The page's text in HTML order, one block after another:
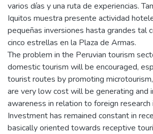
varios días y una ruta de experiencias.
Iquitos muestra presente actividad
pequeñas inversiones hasta grandes tal
cinco estrellas en la Plaza de Armas.
The problem in the Peruvian tourism
domestic tourism will be encouraged,
tourist routes by promoting
are very low cost will be generating and
awareness in relation to foreign
Investment has remained constant in
basically oriented towards receptive